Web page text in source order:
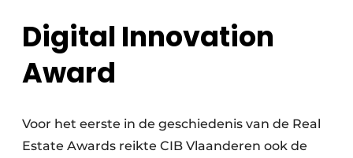
Digital Innovation
Award
Voor het eerste in de geschiedenis van de Real
Estate Awards reikte CIB Vlaanderen ook de